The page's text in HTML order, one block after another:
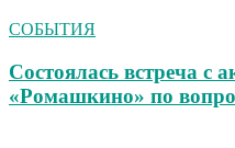
СОБЫТИЯ
Состоялась встреча
«Ромашкино» по